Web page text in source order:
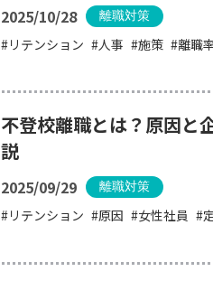
2025/10/28 離職対策
リテンション 人事 施策 離職
不登校離職とは？原因と
説
2025/09/29 離職対策
リテンション 原因 女性社員